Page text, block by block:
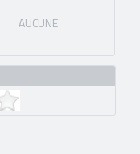
AUCUNE